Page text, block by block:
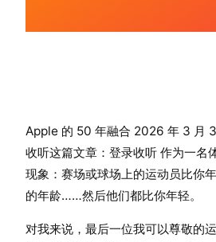
Apple 的 50 年融合 2026 年 3 月
收听这篇文章：登录收听 作为一名
现象：赛场或球场上的运动员比你
的年龄……然后他们都比你年轻。
对我来说，最后一位我可以尊敬的